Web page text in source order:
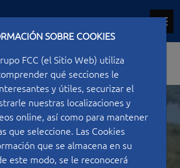
SOBRE COOKIES
FCC (el Sitio Web) utiliza
qué secciones le
y útiles, securizar el
nuestras localizaciones y
online, así como para mantener
que seleccione. Las Cookies
que se almacena en su
este modo, se le reconocerá
Ferroviarias